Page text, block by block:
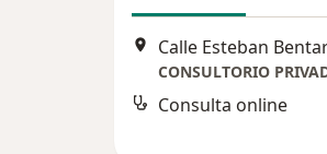
Calle Esteban
CONSULTORIO
Consulta online